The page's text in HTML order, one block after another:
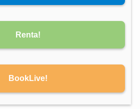
Renta!
BookLive!